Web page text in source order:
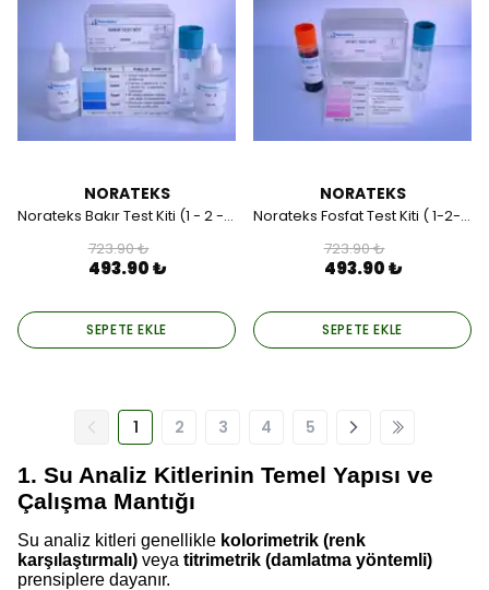
NORATEKS
Norateks Bakır Test Kiti (1 - 2 - 3 - 5) ppm (mg/lt).
723.90 ₺
493.90 ₺
SEPETE EKLE
NORATEKS
Norateks Fosfat Test Kiti ( 1-2-5-10-25 ) ppm (mg/lt).
723.90 ₺
493.90 ₺
SEPETE EKLE
1 2 3 4 5
1. Su Analiz Kitlerinin Temel Yapısı ve
Çalışma Mantığı
Su analiz kitleri genellikle kolorimetrik (renk
karşılaştırmalı) veya titrimetrik (damlatma yöntemli)
prensiplere dayanır.